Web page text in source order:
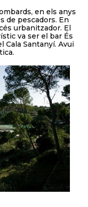
en els anys
de pescadors. En
urbanitzador. El
va ser el bar És
Cala Santanyí. Avui